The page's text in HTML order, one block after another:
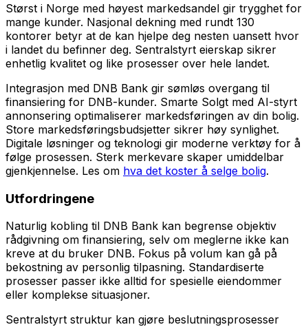
Størst i Norge med høyest markedsandel gir trygghet for
mange kunder. Nasjonal dekning med rundt 130
kontorer betyr at de kan hjelpe deg nesten uansett hvor
i landet du befinner deg. Sentralstyrt eierskap sikrer
enhetlig kvalitet og like prosesser over hele landet.
Integrasjon med DNB Bank gir sømløs overgang til
finansiering for DNB-kunder. Smarte Solgt med AI-styrt
annonsering optimaliserer markedsføringen av din bolig.
Store markedsføringsbudsjetter sikrer høy synlighet.
Digitale løsninger og teknologi gir moderne verktøy for å
følge prosessen. Sterk merkevare skaper umiddelbar
gjenkjennelse. Les om hva det koster å selge bolig.
Utfordringene
Naturlig kobling til DNB Bank kan begrense objektiv
rådgivning om finansiering, selv om meglerne ikke kan
kreve at du bruker DNB. Fokus på volum kan gå på
bekostning av personlig tilpasning. Standardiserte
prosesser passer ikke alltid for spesielle eiendommer
eller komplekse situasjoner.
Sentralstyrt struktur kan gjøre beslutningsprosesser